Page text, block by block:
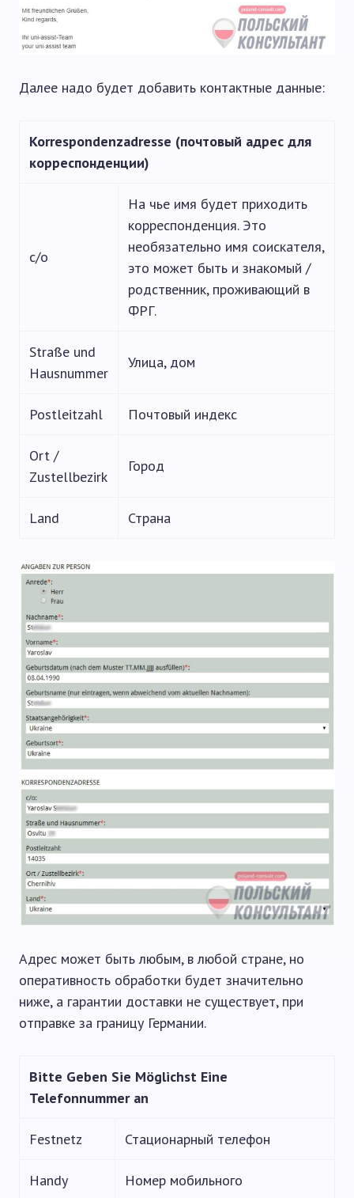
Далее надо будет добавить контактные данные:
Korrespondenzadresse (почтовый адрес для
корреспонденции)
c/o
На чье имя будет приходить
корреспонденция. Это
необязательно имя соискателя,
это может быть и знакомый /
родственник, проживающий в
ФРГ.
Straße und
Hausnummer
Улица, дом
Postleitzahl Почтовый индекс
Ort /
Zustellbezirk
Город
Land Страна
Адрес может быть любым, в любой стране, но
оперативность обработки будет значительно
ниже, а гарантии доставки не существует, при
отправке за границу Германии.
Bitte Geben Sie Möglichst Eine
Telefonnummer an
Festnetz Стационарный телефон
Handy Номер мобильного